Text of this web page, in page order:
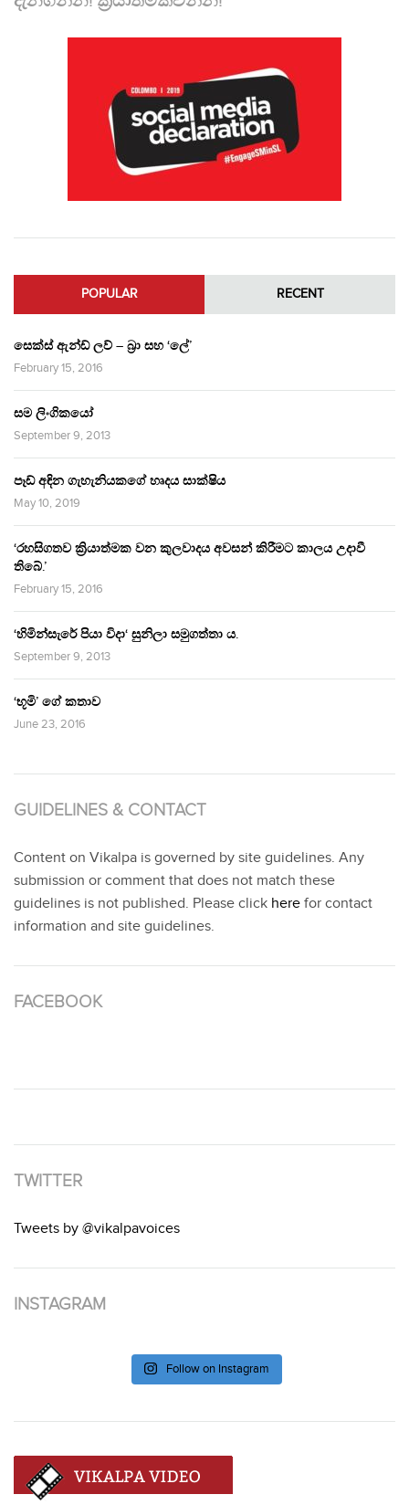
POPULAR RECENT
සෙක්ස් ඇන්ඩ් ලව් – බ්‍රා සහ ‘ලේ’
February 15, 2016
සම ලිංගිකයෝ
September 9, 2013
පෑඩ් අඳින ගැහැනියකගේ හෘදය සාක්ෂිය
May 10, 2019
‘රහසිගතව ක්‍රියාත්මක වන කුලවාදය අවසන් කිරීමට කාලය උදාවී
තිබේ.’
February 15, 2016
‘හිමින්සැරේ පියා විදා‘ සුනිලා සමුගත්තා ය.
September 9, 2013
‘භූමි’ ගේ කතාව
June 23, 2016
GUIDELINES & CONTACT
Content on Vikalpa is governed by site guidelines. Any
submission or comment that does not match these
guidelines is not published. Please click here for contact
information and site guidelines.
FACEBOOK
TWITTER
Tweets by @vikalpavoices
INSTAGRAM
Follow on Instagram